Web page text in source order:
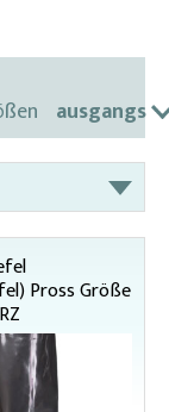
ausgangs
Käfigzucht
Pross Größe